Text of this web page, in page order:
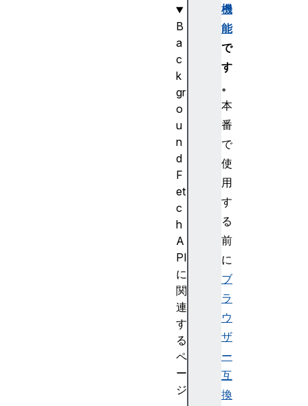
機
能
で
す
。
本
番
で
使
用
す
る
前
に
ブ
ラ
ウ
ザ
ー
互
換
B
a
c
k
gr
o
u
n
d
F
et
c
h
A
PI
に
関
連
す
る
ペ
ー
ジ